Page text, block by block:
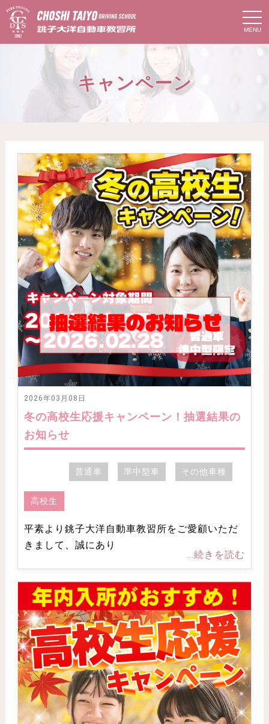
t
o
g
g
キャンペーン
2026年03月08日
冬の高校生応援キャンペーン！抽選結果の
お知らせ
普通車 準中型車 その他車種
高校生
平素より銚子大洋自動車教習所をご愛顧いただ
きまして、誠にあり
...続きを読む